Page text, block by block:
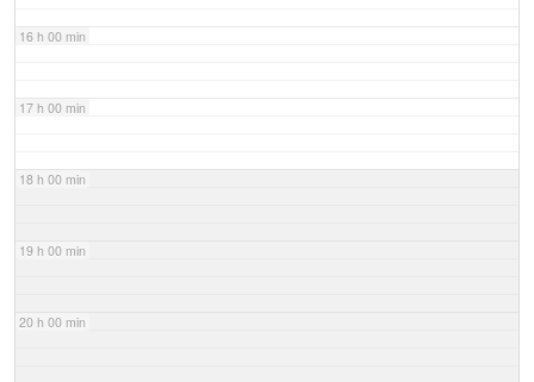
16 h 00 min
17 h 00 min
18 h 00 min
19 h 00 min
20 h 00 min